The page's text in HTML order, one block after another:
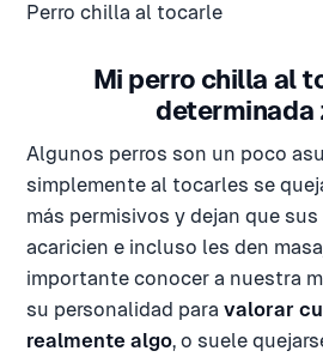
Perro chilla al tocarle
Mi perro chilla al
determinada
Algunos perros son un poco
simplemente al tocarles se
más permisivos y dejan que
acaricien e incluso les den
importante conocer a nuestra
su personalidad para valorar
realmente algo, o suele